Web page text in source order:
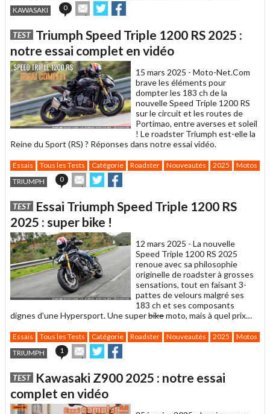
KAWASAKI
0
Envoyer
cet
à
un
ami
Partager
sur sur
TEST Triumph Speed Triple 1200 RS 2025 :
notre essai complet en vidéo
15 mars 2025 - Moto-Net.Com
brave les éléments pour
dompter les 183 ch de la
nouvelle Speed Triple 1200 RS
sur le circuit et les routes de
Portimao, entre averses et soleil
! Le roadster Triumph est-elle la
Reine du Sport (RS) ? Réponses dans notre essai vidéo.
Essais Tous les Tests Catégorie Roadster Nouveautés 2025 Motos
TRIUMPH
0
Envoyer
cet
un
ami
Partager
sur sur
TEST Essai Triumph Speed Triple 1200 RS
2025 : super bike !
12 mars 2025 - La nouvelle
Speed Triple 1200 RS 2025
renoue avec sa philosophie
originelle de roadster à grosses
sensations, tout en faisant 3-
pattes de velours malgré ses
183 ch et ses composants
dignes d'une Hypersport. Une superbikemoto, mais à quel prix…
Essais Tous les Tests Catégorie Roadster Nouveautés 2025 Motos
TRIUMPH
1
Envoyer
cet
à
un
ami
Partager
sur sur
TEST Kawasaki Z900 2025 : notre essai
complet en vidéo